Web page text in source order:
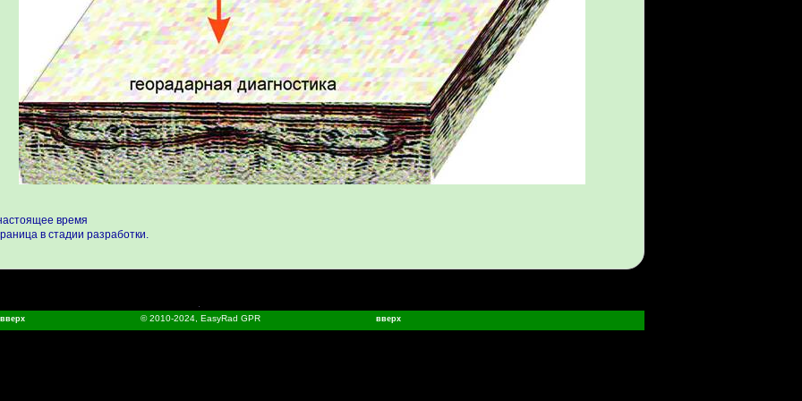
время
в стадии разработки.
вверх © 2010-2024, EasyRad GPR вверх